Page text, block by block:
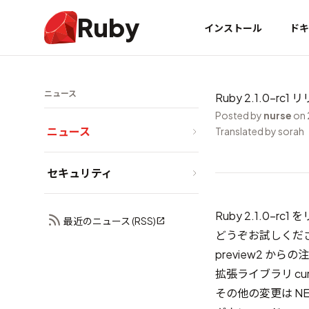
Ruby インストール ド
ニュース
ニュース
セキュリティ
最近のニュース (RSS)
Ruby 2.1.0-rc1 リ
Posted by nurse on
Translated by sorah
Ruby 2.1.0-rc1 を
どうぞお試しくだ
preview2 からの
拡張ライブラリ
その他の変更は